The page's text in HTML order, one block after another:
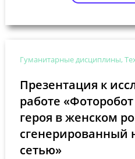
Гуманитарные дисциплины,
Презентация к
работе
героя в женском
сгенерированный
сетью»